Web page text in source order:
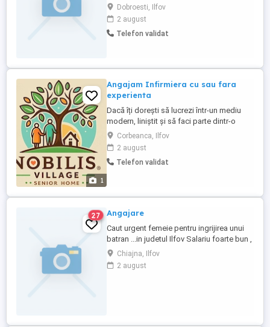
Dobroești, Ilfov. Îmi doresc o persoană cu
experiență în domeniu, atentă la detalii și
responsabilă. Ofer remunerație atractivă,
în funcție de experiență și implicare. Dacă
Dobroesti, Ilfov
2 august
Telefon validat
1
Angajam Infirmiera cu sau fara
experienta
Dacă îți dorești să lucrezi într-un mediu
modern, liniștit și să faci parte dintr-o
echipă care pune respectul și grija pentru
oameni pe primul loc, te așteptăm în
echipa Nobilis Village Senior Home!
Cerințe: * Certificat de calificare de
Corbeanca, Ilfov
2 august
Telefon validat
27 Angajare
Caut urgent femeie pentru ingrijirea unui
batran ...in judetul Ilfov Salariu foarte bun ,
contract de munca Telefon
Chiajna, Ilfov
2 august